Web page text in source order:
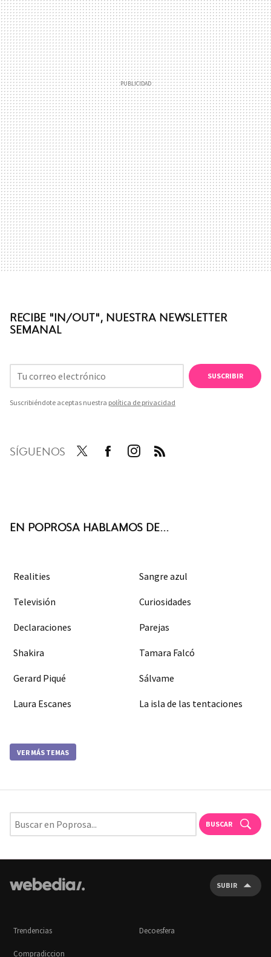
RECIBE "IN/OUT", NUESTRA NEWSLETTER
SEMANAL
SUSCRIBIR
Suscribiéndote aceptas nuestra política de privacidad
SÍGUENOS
EN POPROSA HABLAMOS DE...
Realities Sangre azul
Televisión Curiosidades
Declaraciones Parejas
Shakira Tamara Falcó
Gerard Piqué Sálvame
Laura Escanes La isla de las tentaciones
VER MÁS TEMAS
BUSCAR
SUBIR
Trendencias Decoesfera
Compradiccion